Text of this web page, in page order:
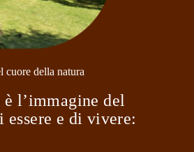
cuore della natura
l’immagine del
essere e di vivere: